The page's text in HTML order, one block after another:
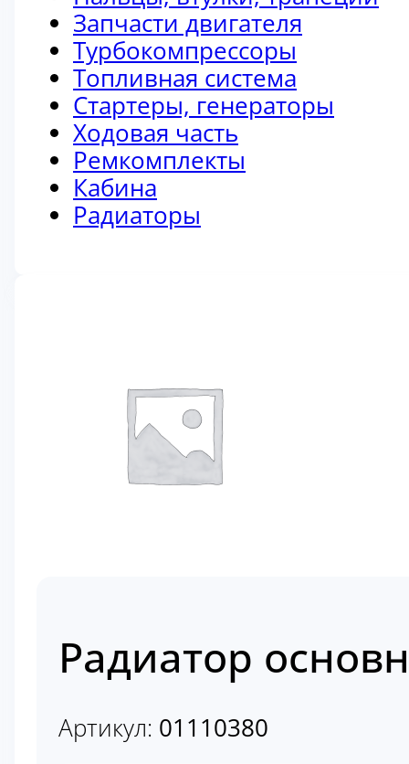
Запчасти двигателя
Турбокомпрессоры
Топливная система
Стартеры, генераторы
Ходовая часть
Ремкомплекты
Кабина
Радиаторы
Радиатор
Артикул: 01110380